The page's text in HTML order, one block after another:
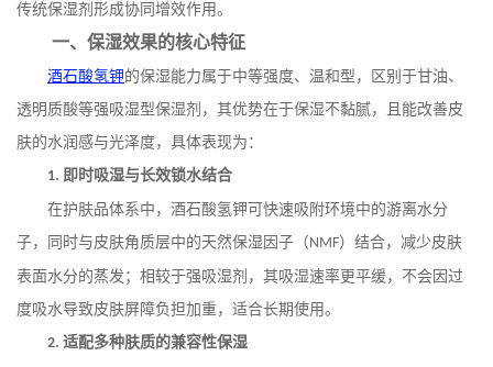
传统保湿剂形成协同增效作用。
一、保湿效果的核心特征
酒石酸氢钾的保湿能力属于中等强度、温和型，区别于甘油、
透明质酸等强吸湿型保湿剂，其优势在于保湿不黏腻，且能改善皮
肤的水润感与光泽度，具体表现为：
1. 即时吸湿与长效锁水结合
在护肤品体系中，酒石酸氢钾可快速吸附环境中的游离水分
子，同时与皮肤角质层中的天然保湿因子（NMF）结合，减少皮肤
表面水分的蒸发；相较于强吸湿剂，其吸湿速率更平缓，不会因过
度吸水导致皮肤屏障负担加重，适合长期使用。
2. 适配多种肤质的兼容性保湿